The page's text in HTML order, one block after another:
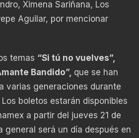
Ximena Sariñana, Los
Aguilar, por mencionar
temas “Si tú no vuelves”,
Bandido”, que se han
varias generaciones durante
boletos estarán disponibles
a partir del jueves 21 de
general será un día después en